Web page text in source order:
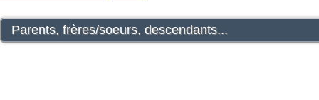
Parents, frères/soeurs, descendants...